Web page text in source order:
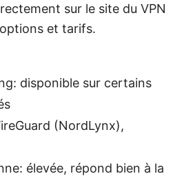
sur le site du VPN
et tarifs.
disponible sur certains
(NordLynx),
élevée, répond bien à la